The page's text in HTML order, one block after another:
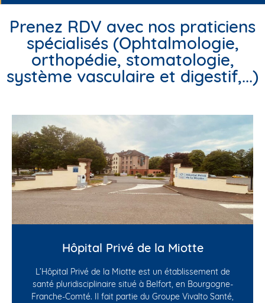
Prenez RDV avec nos praticiens
spécialisés (Ophtalmologie,
orthopédie, stomatologie,
système vasculaire et digestif,...)
Hôpital Privé de la Miotte
L’Hôpital Privé de la Miotte est un établissement de
santé pluridisciplinaire situé à Belfort, en Bourgogne-
Franche-Comté. Il fait partie du Groupe Vivalto Santé,